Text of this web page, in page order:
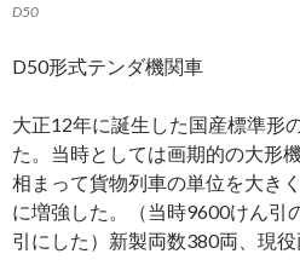
D50
D50形式テンダ機関車
大正12年に誕生した国産標準形
た。当時としては画期的の大形
相まって貨物列車の単位を大き
に増強した。（当時9600けん引
引にした）新製両数380両、現役